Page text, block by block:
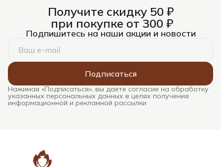
Получите скидку 50 ₽
при покупке от 300 ₽
Подпишитесь на наши акции и новости
Подписаться
Нажимая «Подписаться», вы даете согласие на обработку
указанных персональных данных в целях получения
информационной и рекламной рассылки